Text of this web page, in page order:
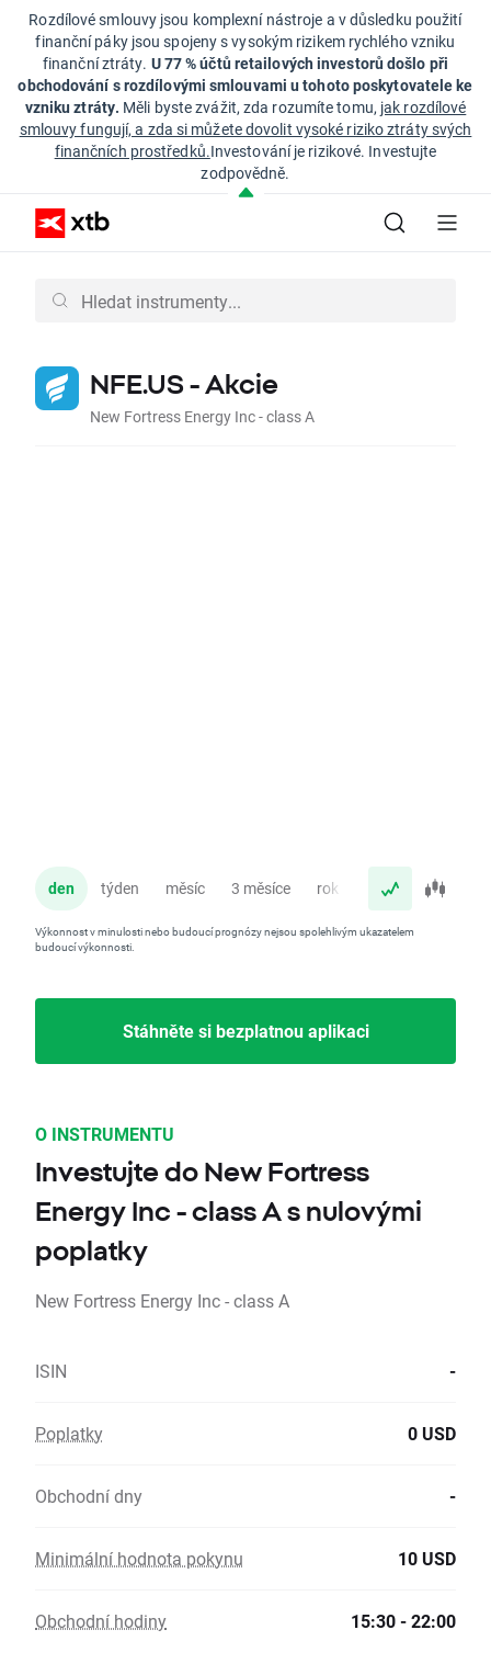
Rozdílové smlouvy jsou komplexní nástroje a v důsledku použití
finanční páky jsou spojeny s vysokým rizikem rychlého vzniku
finanční ztráty. U 77 % účtů retailových investorů došlo při
obchodování s rozdílovými smlouvami u tohoto poskytovatele ke
vzniku ztráty. Měli byste zvážit, zda rozumíte tomu, jak rozdílové
smlouvy fungují, a zda si můžete dovolit vysoké riziko ztráty svých
finančních prostředků.Investování je rizikové. Investujte
zodpovědně.
NFE.US - Akcie
New Fortress Energy Inc - class A
den týden měsíc 3 měsíce rok
Výkonnost v minulosti nebo budoucí prognózy nejsou spolehlivým ukazatelem
budoucí výkonnosti.
Stáhněte si bezplatnou aplikaci
O INSTRUMENTU
Investujte do New Fortress
Energy Inc - class A s nulovými
poplatky
New Fortress Energy Inc - class A
ISIN -
Poplatky 0 USD
Obchodní dny -
Minimální hodnota pokynu 10 USD
Obchodní hodiny 15:30 - 22:00